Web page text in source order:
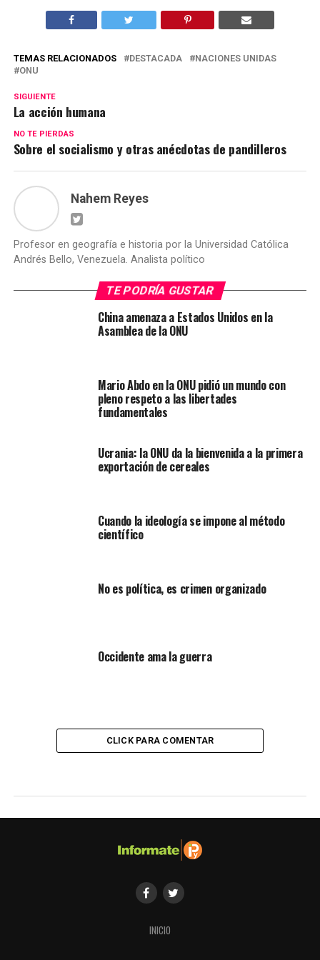
TEMAS RELACIONADOS DESTACADA
NACIONES UNIDAS
ONU
SIGUIENTE
La acción humana
NO TE PIERDAS
Sobre el socialismo y otras anécdotas de pandilleros
Nahem Reyes
Profesor en geografía e historia por la Universidad Católica
Andrés Bello, Venezuela. Analista político
TE PODRÍA GUSTAR
China amenaza a Estados Unidos en la
Asamblea de la ONU
Mario Abdo en la ONU pidió un mundo con
pleno respeto a las libertades
fundamentales
Ucrania: la ONU da la bienvenida a la primera
exportación de cereales
Cuando la ideología se impone al método
científico
No es política, es crimen organizado
Occidente ama la guerra
CLICK PARA COMENTAR
Sobre el socialismo y otras
anécdotas de pandilleros